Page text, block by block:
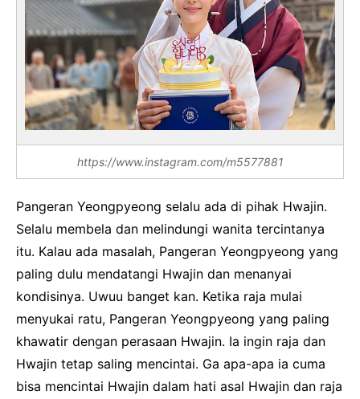
https://www.instagram.com/m5577881
Pangeran Yeongpyeong selalu ada di pihak Hwajin.
Selalu membela dan melindungi wanita tercintanya
itu. Kalau ada masalah, Pangeran Yeongpyeong yang
paling dulu mendatangi Hwajin dan menanyai
kondisinya. Uwuu banget kan. Ketika raja mulai
menyukai ratu, Pangeran Yeongpyeong yang paling
khawatir dengan perasaan Hwajin. Ia ingin raja dan
Hwajin tetap saling mencintai. Ga apa-apa ia cuma
bisa mencintai Hwajin dalam hati asal Hwajin dan raja